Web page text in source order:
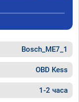
Bosch_ME7_1
OBD Kess
1-2 часа